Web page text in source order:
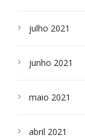
julho 2021
junho 2021
maio 2021
abril 2021